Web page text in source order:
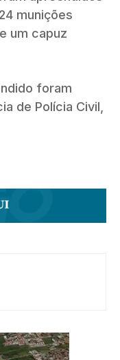
munições
um capuz
foram
de Polícia Civil,